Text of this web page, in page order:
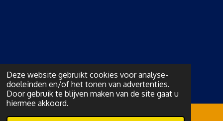
Deze website gebruikt cookies voor analyse-
doeleinden en/of het tonen van advertenties.
Door gebruik te blijven maken van de site gaat u
hiermee akkoord.